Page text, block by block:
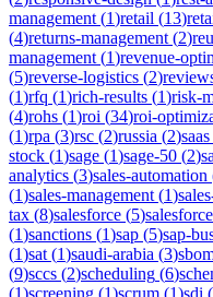
management (1)retail (13)
(4)returns-management (2)
management (1)revenue-
(5)reverse-logistics (2)
(1)rfq (1)rich-results (1)risk-
(4)rohs (1)roi (34)roi-
(1)rpa (3)rsc (2)russia (2)saas
stock (1)sage (1)sage-50 (2)
analytics (3)sales-automation
(1)sales-management (1)
tax (8)salesforce (5)
(1)sanctions (1)sap (5)sap-
(1)sat (1)saudi-arabia (3)
(9)sccs (2)scheduling (6)
(1)screening (1)scrum (1)sdi (